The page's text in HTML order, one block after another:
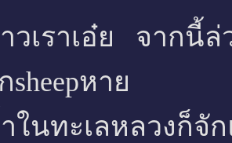
วเราเอ๋ย จากนี้
sheepหาย
ในทะเลหลวงก็จั